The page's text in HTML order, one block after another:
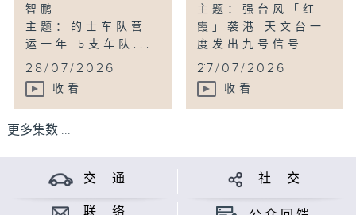
智鹏
主题：的士车队营
运一年 5支车队...
28/07/2026
收看
主题：强台风「红
霞」袭港 天文台一
度发出九号信号
...
27/07/2026
收看
更多集数 ...
交 通 社 交